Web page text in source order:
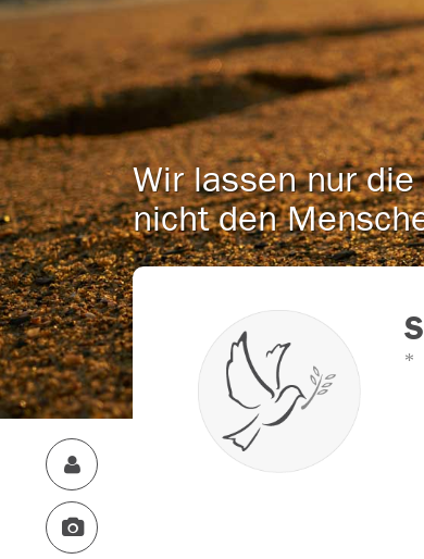
Wir lassen nur
nicht den